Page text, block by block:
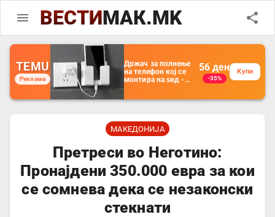
ВЕСТИМАК.MK
TEMU
Реклама
Држач за полнење
на телефон кој се
монтира на ѕид -
организатор за
далечински
управувач
56 ден
-35%
Купи
МАКЕДОНИЈА
Претреси во Неготино:
Пронајдени 350.000 евра за кои
се сомнева дека се незаконски
стекнати